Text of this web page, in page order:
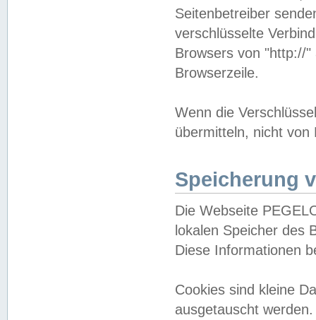
Seitenbetreiber
verschlüsselte
Browsers von "http://
Browserzeile.
Wenn die
übermitteln, nicht von
Speicherung
Die Webseite
lokalen Speicher des
Diese Informationen
Cookies sind kleine
ausgetauscht